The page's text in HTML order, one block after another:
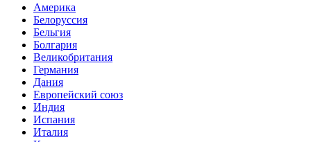
Америка
Белоруссия
Бельгия
Болгария
Великобритания
Германия
Дания
Европейский союз
Индия
Испания
Италия